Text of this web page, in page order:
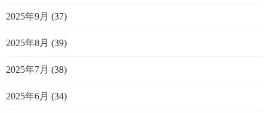
2025年9月 (37)
2025年8月 (39)
2025年7月 (38)
2025年6月 (34)